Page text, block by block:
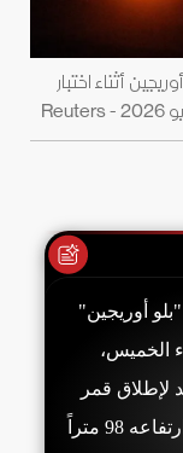
أثناء اختبار
أوريجين"
الخميس،
لإطلاق قمر
صناعي الأسبوع المقبل. الصاروخ يبلغ ارتفاعه 98 متراً